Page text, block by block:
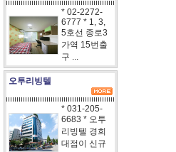
* 02-2272-
6777 * 1, 3,
5호선 종로3
가역 15번출
구 ...
오투리빙텔
* 031-205-
6683 * 오투
리빙텔 경희
대점이 신규